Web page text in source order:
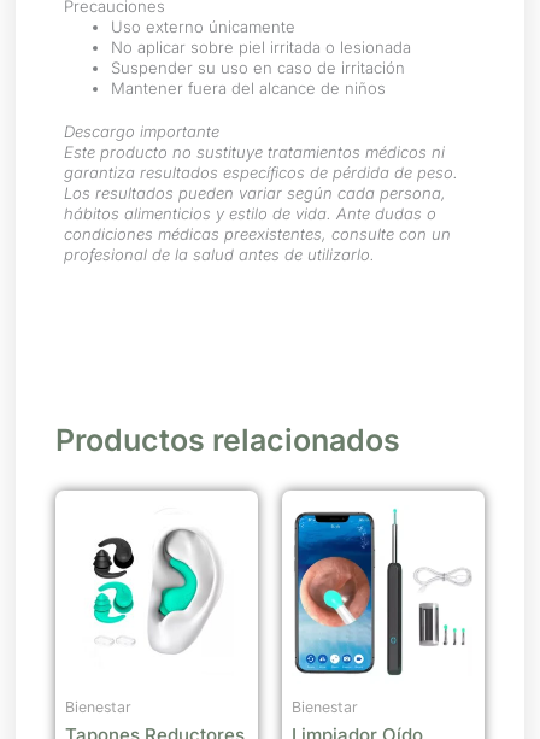
Precauciones
Uso externo únicamente
No aplicar sobre piel irritada o lesionada
Suspender su uso en caso de irritación
Mantener fuera del alcance de niños
Descargo importante
Este producto no sustituye tratamientos médicos ni
garantiza resultados específicos de pérdida de peso.
Los resultados pueden variar según cada persona,
hábitos alimenticios y estilo de vida. Ante dudas o
condiciones médicas preexistentes, consulte con un
profesional de la salud antes de utilizarlo.
Productos relacionados
Bienestar
producto
tiene
múltiples
variantes.
Las
Bienestar